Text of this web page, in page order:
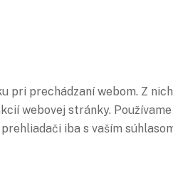
pri prechádzaní webom. Z
webovej stránky.
iba s vaším